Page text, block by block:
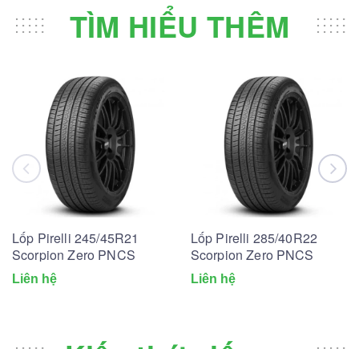
TÌM HIỂU THÊM
Lốp Pirelli 245/45R21
Scorpion Zero PNCS
Liên hệ
Lốp Pirelli 285/40R22
Scorpion Zero PNCS
Liên hệ